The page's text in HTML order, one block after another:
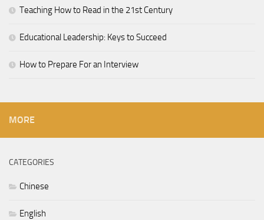
Teaching How to Read in the 21st Century
Educational Leadership: Keys to Succeed
How to Prepare For an Interview
MORE
CATEGORIES
Chinese
English